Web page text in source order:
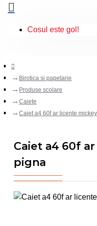
Cosul este gol!
Birotica si papetarie
Produse scolare
Caiete
Caiet a4 60f ar licente
Caiet a4 60f
pigna